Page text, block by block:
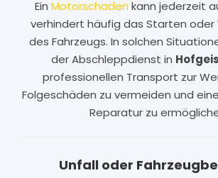
Ein Motorschadenkann jederzeit
verhindert häufig das Starten
des Fahrzeugs. In solchen
der Abschleppdienst in
professionellen Transport zur
Folgeschäden zu vermeiden und
Reparatur zu
Unfall oder